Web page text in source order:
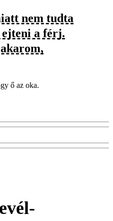
nem tudta
ejteni a férj.
ő az oka.